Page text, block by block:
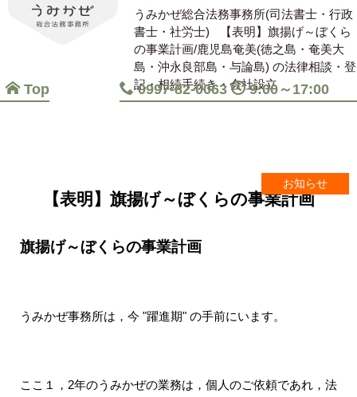
Top 0997-82-0063 9:00～17:00
うみかぜ総合法務事務所(司法書士・行政
書士・社労士)
【表明】旗揚げ～ぼくら
の事業計画/鹿児島奄美(徳之島・奄美大
島・沖永良部島・与論島) の法律相談・登
記・相続手続き・会社設立
【表明】旗揚げ～ぼくらの事業計画
お知らせ
旗揚げ～ぼくらの事業計画
うみかぜ事務所は，今 "躍進期" の手前にいます。
ここ１，2年のうみかぜの業務は，個人のご依頼であれ，法